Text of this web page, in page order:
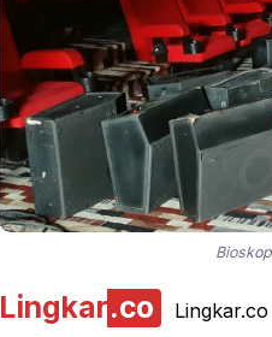
Lingkar.co Lingkar.co